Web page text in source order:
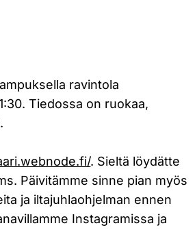
ravintola
Tiedossa on ruokaa,
. Sieltä löydätte
Päivitämme sinne pian myös
ja iltajuhlaohjelman ennen
Instagramissa ja